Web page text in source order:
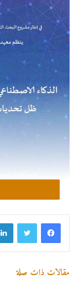
مقالات ذات صلة